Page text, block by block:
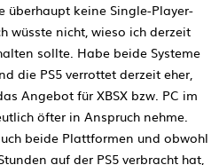
überhaupt keine Single-Player-
wüsste nicht, wieso ich derzeit
sollte. Habe beide Systeme
die PS5 verrottet derzeit eher,
Angebot für XBSX bzw. PC im
öfter in Anspruch nehme.
beide Plattformen und obwohl
auf der PS5 verbracht hat,